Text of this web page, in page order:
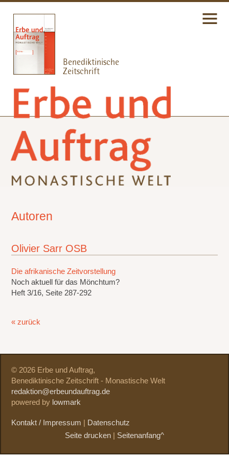
Autoren
Olivier Sarr OSB
Die afrikanische Zeitvorstellung
Noch aktuell für das Mönchtum?
Heft 3/16, Seite 287-292
« zurück
© 2026 Erbe und Auftrag,
Benediktinische Zeitschrift - Monastische Welt
redaktion@erbeundauftrag.de
powered by lowmark
Kontakt / Impressum
Datenschutz
Seite drucken
Seitenanfang^